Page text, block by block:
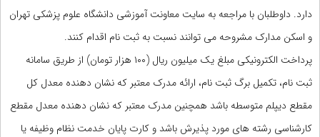
دارد. داوطلبان با مراجعه به سایت معاونت آموزشی دانشگاه علوم پزشکی تهران
و اسکن مدارک مشروحه می توانند نسبت به ثبت نام اقدام کنند.
پرداخت الکترونیکی مبلغ یک میلیون ریال (۱۰۰ هزار تومان) از طریق سامانه
ثبت نام، تکمیل برگ ثبت نام، ارائه مدرک معتبر که نشان دهنده معدل کل
مقطع دیپلم متوسطه باشد همچنین مدرک معتبر که نشان دهنده معدل مقطع
کارشناسی رشته های مورد پذیرش باشد و کارت پایان خدمت نظام وظیفه یا